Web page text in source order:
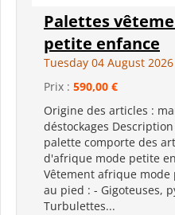
Palettes
petite enfance
Tuesday 04 August 2026
Prix : 590,00 €
Origine des articles :
déstockages
palette comporte des
d'afrique mode petite
Vêtement afrique
au pied : - Gigoteuses,
Turbulettes...